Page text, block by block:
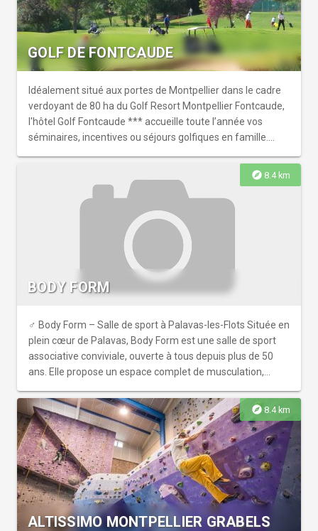
exclusives, comme le Amma assis et des expériences
personnalisées pour vos équipes.
GOLF DE FONTCAUDE
Idéalement situé aux portes de Montpellier dans le cadre
verdoyant de 80 ha du Golf Resort Montpellier Fontcaude,
l'hôtel Golf Fontcaude *** accueille toute l’année vos
séminaires, incentives ou séjours golfiques en famille.
sur un domaine de garrigue de 80 hectares, le parcours 18
trous ” International ” offre un défi intéressant pour les
joueurs de tous niveaux. Sa technicité en fait un parcours
de challenge et les greens sont réputés pour leur qualité et
explore 8.4 km
BODY FORM
️‍♂️ Body Form – Salle de sport à Palavas-les-Flots Située en
plein cœur de Palavas, Body Form est une salle de sport
associative conviviale, ouverte à tous depuis plus de 50
ans. Elle propose un espace complet de musculation,
ambiance chaleureuse et accessible. Ouverte toute
l’année, c’est l’endroit idéal pour entretenir sa forme, que
vous soyez résident ou de passage.
explore 8.4 km
ALTISSIMO MONTPELLIER GRABELS